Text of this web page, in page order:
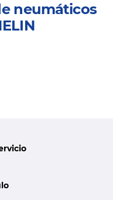
neumáticos